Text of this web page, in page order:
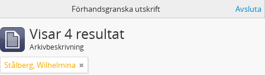
Förhandsgranska utskrift Avsluta
Visar 4 resultat
Arkivbeskrivning
Stålberg, Wilhelmina